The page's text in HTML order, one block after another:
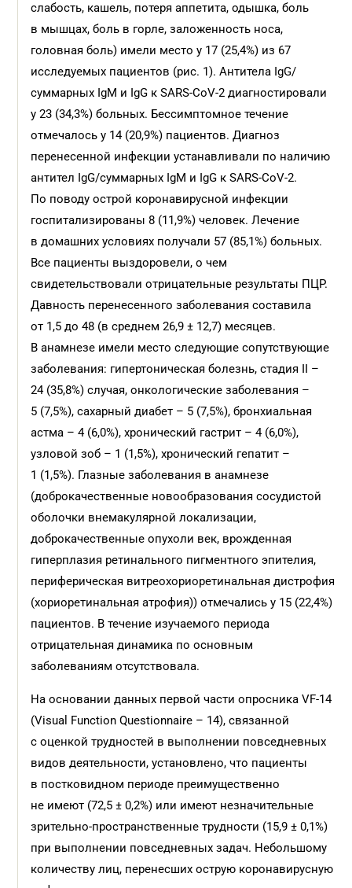
слабость, кашель, потеря аппетита, одышка, боль
в мышцах, боль в горле, заложенность носа,
головная боль) имели место у 17 (25,4%) из 67
исследуемых пациентов (рис. 1). Антитела IgG/
суммарных IgМ и IgG к SARS-CoV-2 диагностировали
у 23 (34,3%) больных. Бессимптомное течение
отмечалось у 14 (20,9%) пациентов. Диагноз
перенесенной инфекции устанавливали по наличию
антител IgG/суммарных IgМ и IgG к SARS-CoV-2.
По поводу острой коронавирусной инфекции
госпитализированы 8 (11,9%) человек. Лечение
в домашних условиях получали 57 (85,1%) больных.
Все пациенты выздоровели, о чем
свидетельствовали отрицательные результаты ПЦР.
Давность перенесенного заболевания составила
от 1,5 до 48 (в среднем 26,9 ± 12,7) месяцев.
В анамнезе имели место следующие сопутствующие
заболевания: гипертоническая болезнь, стадия II –
24 (35,8%) случая, онкологические заболевания –
5 (7,5%), сахарный диабет – 5 (7,5%), бронхиальная
астма – 4 (6,0%), хронический гастрит – 4 (6,0%),
узловой зоб – 1 (1,5%), хронический гепатит –
1 (1,5%). Глазные заболевания в анамнезе
(доброкачественные новообразования сосудистой
оболочки внемакулярной локализации,
доброкачественные опухоли век, врожденная
гиперплазия ретинального пигментного эпителия,
периферическая витреохориоретинальная дистрофия
(хориоретинальная атрофия)) отмечались у 15 (22,4%)
пациентов. В течение изучаемого периода
отрицательная динамика по основным
заболеваниям отсутствовала.
На основании данных первой части опросника VF-14
(Visual Function Questionnaire – 14), связанной
с оценкой трудностей в выполнении повседневных
видов деятельности, установлено, что пациенты
в постковидном периоде преимущественно
не имеют (72,5 ± 0,2%) или имеют незначительные
зрительно-пространственные трудности (15,9 ± 0,1%)
при выполнении повседневных задач. Небольшому
количеству лиц, перенесших острую коронавирусную